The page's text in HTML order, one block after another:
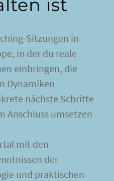
ist
Sitzungen in
in der du reale
einbringen, die
Dynamiken
nächste Schritte
Anschluss umsetzen
mit den
der
und praktischen